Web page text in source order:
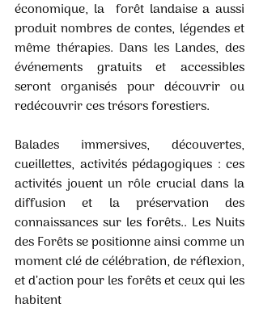
économique, la  forêt landaise a aussi
produit nombres de contes, légendes et
même thérapies. Dans les Landes, des
événements gratuits et accessibles
seront organisés pour découvrir ou
redécouvrir ces trésors forestiers.
Balades immersives, découvertes,
cueillettes, activités pédagogiques : ces
activités jouent un rôle crucial dans la
diffusion et la préservation des
connaissances sur les forêts.. Les Nuits
des Forêts se positionne ainsi comme un
moment clé de célébration, de réflexion,
et d’action pour les forêts et ceux qui les
habitent